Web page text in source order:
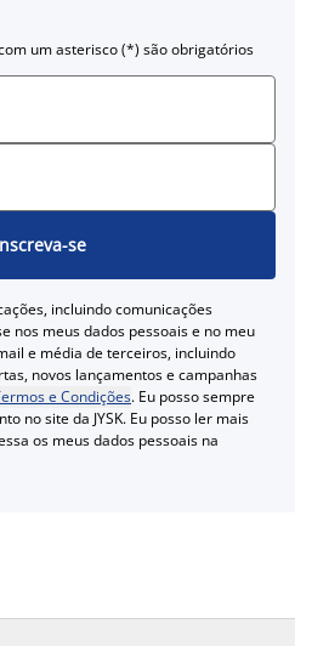
um asterisco (*) são obrigatórios
se
incluindo comunicações
nos meus dados pessoais e no meu
e média de terceiros, incluindo
novos lançamentos e campanhas
e Condições. Eu posso sempre
no site da JYSK. Eu posso ler mais
os meus dados pessoais na